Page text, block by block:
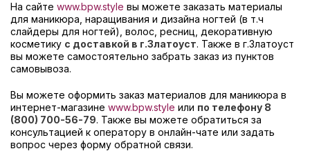
На сайте www.bpw.style вы можете заказать материалы
для маникюра, наращивания и дизайна ногтей (в т.ч
слайдеры для ногтей), волос, ресниц, декоративную
косметику с доставкой в г.Златоуст. Также в г.Златоуст
вы можете самостоятельно забрать заказ из пунктов
самовывоза.
Вы можете оформить заказ материалов для маникюра в
интернет-магазине www.bpw.style или по телефону 8
(800) 700-56-79. Также вы можете обратиться за
консультацией к оператору в онлайн-чате или задать
вопрос через форму обратной связи.